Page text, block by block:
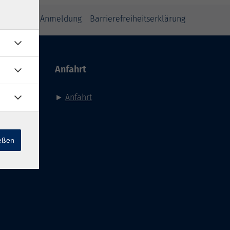
zur Anmeldung Barrierefreiheitserklärung
Anfahrt
► Anfahrt